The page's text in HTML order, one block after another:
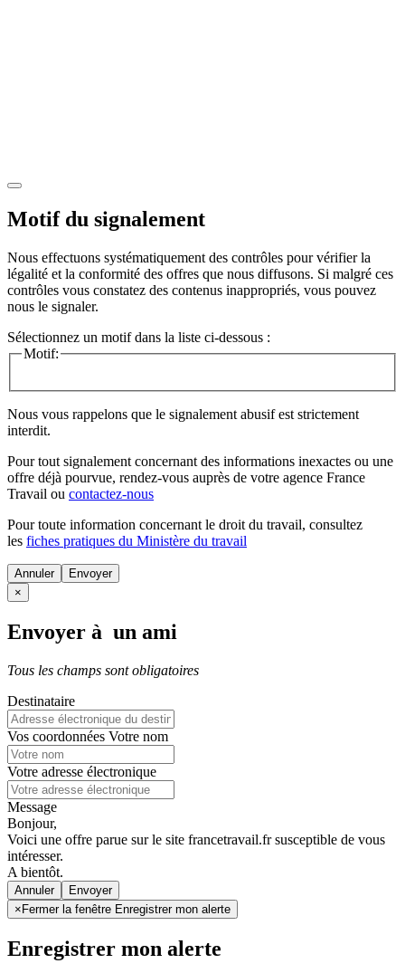
Motif du signalement
Nous effectuons systématiquement des contrôles pour vérifier la
légalité et la conformité des offres que nous diffusons. Si malgré ces
contrôles vous constatez des contenus inappropriés, vous pouvez
nous le signaler.
Sélectionnez un motif dans la liste ci-dessous :
Motif:
Nous vous rappelons que le signalement abusif est strictement
interdit.
Pour tout signalement concernant des informations inexactes ou une
offre déjà pourvue, rendez-vous auprès de votre agence France
Travail ou contactez-nous
Pour toute information concernant le droit du travail, consultez
les fiches pratiques du Ministère du travail
Annuler
×
Envoyer à un ami
Tous les champs sont obligatoires
Destinataire
Vos coordonnées Votre nom
Votre adresse électronique
Message
Bonjour,
Voici une offre parue sur le site francetravail.fr susceptible de vous
intéresser.
A bientôt.
Annuler
× Fermer la fenêtre Enregistrer mon alerte
Enregistrer mon alerte